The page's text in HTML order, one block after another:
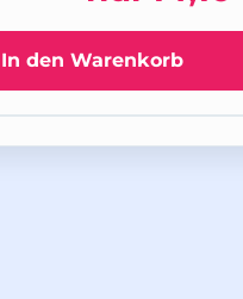
In den Warenkorb